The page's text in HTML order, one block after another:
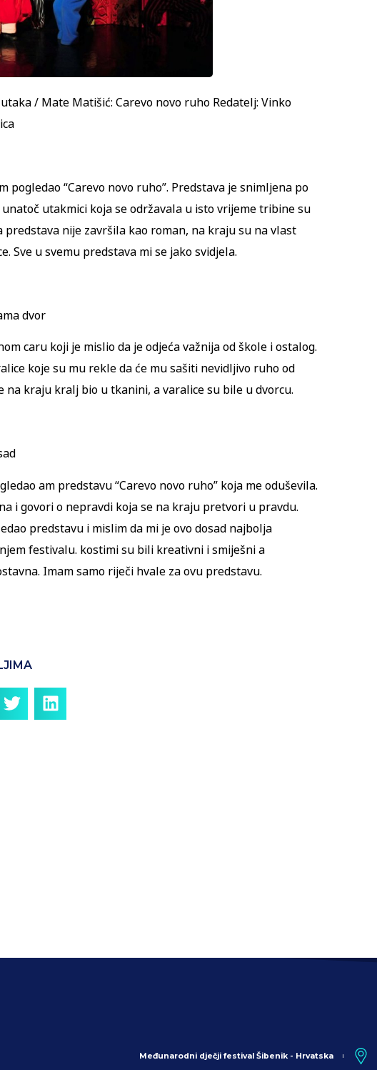
/ Mate Matišić: Carevo novo ruho Redatelj: Vinko
pogledao “Carevo novo ruho”. Predstava je snimljena po
utakmici koja se održavala u isto vrijeme tribine su
predstava nije završila kao roman, na kraju su na vlast
Sve u svemu predstava mi se jako svidjela.
dvor
caru koji je mislio da je odjeća važnija od škole i ostalog.
koje su mu rekle da će mu sašiti nevidljivo ruho od
na kraju kralj bio u tkanini, a varalice su bile u dvorcu.
am predstavu “Carevo novo ruho” koja me oduševila.
i govori o nepravdi koja se na kraju pretvori u pravdu.
predstavu i mislim da mi je ovo dosad najbolja
festivalu. kostimi su bili kreativni i smiješni a
Imam samo riječi hvale za ovu predstavu.
Međunarodni dječji festival Šibenik - Hrvatska